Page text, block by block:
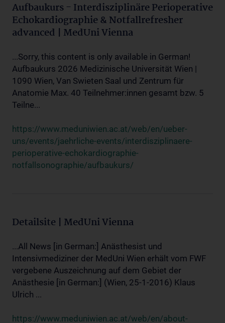
Aufbaukurs - Interdisziplinäre Perioperative
Echokardiographie & Notfallrefresher
advanced | MedUni Vienna
...Sorry, this content is only available in German!
Aufbaukurs 2026 Medizinische Universität Wien |
1090 Wien, Van Swieten Saal und Zentrum für
Anatomie Max. 40 Teilnehmer:innen gesamt bzw. 5
Teilne...
https://www.meduniwien.ac.at/web/en/ueber-
uns/events/jaehrliche-events/interdisziplinaere-
perioperative-echokardiographie-
notfallsonographie/aufbaukurs/
Detailsite | MedUni Vienna
...All News [in German:] Anästhesist und
Intensivmediziner der MedUni Wien erhält vom FWF
vergebene Auszeichnung auf dem Gebiet der
Anästhesie [in German:] (Wien, 25-1-2016) Klaus
Ulrich ...
https://www.meduniwien.ac.at/web/en/about-